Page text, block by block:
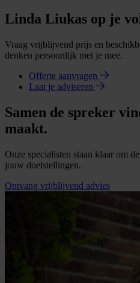
Linda Liukas op je
Vraag vrijblijvend prijs en
denken persoonlijk met je mee.
Offerte aanvragen
Laat je adviseren
Samen de spreker
maakt.
Onze specialisten staan klaar om
jouw doelstellingen.
Ontvang vrijblijvend advies